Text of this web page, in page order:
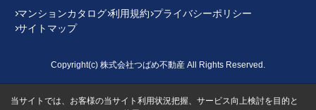
マンションカタログ 利用規約 プライバシーポリシー
サイトマップ
Copyright(c) 株式会社つばめ不動産 All Rights Reserved.
当サイトでは、お客様の当サイト利用状況把握、サービス向上検討を目的と